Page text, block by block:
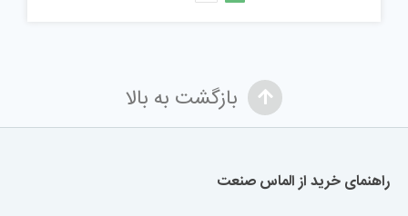
بازگشت به بالا
راهنمای خرید از الماس صنعت